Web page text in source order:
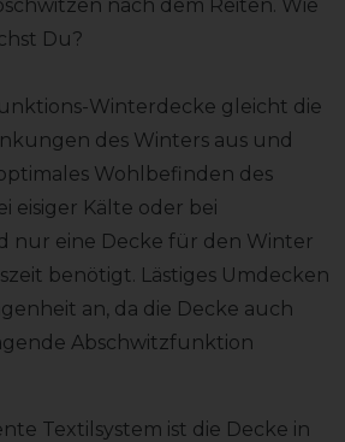
nach dem Reiten. Wie
Du?
Winterdecke gleicht die
des Winters aus und
Wohlbefinden des
eisiger Kälte oder bei
nur eine Decke für den Winter
benötigt. Lästiges Umdecken
an, da die Decke auch
Abschwitzfunktion
Textilsystem ist die Decke in